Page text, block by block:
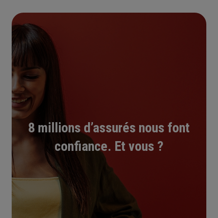
8 millions d’assurés nous font
confiance. Et vous ?